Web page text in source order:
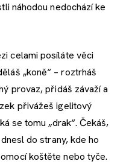
náhodou nedochází ke
celami posíláte věci
„koně“ – roztrháš
provaz, přidáš závaží a
přivážeš igelitový
se tomu „drak“. Čekáš,
do strany, kde ho
koštěte nebo tyče.